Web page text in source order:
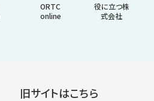
ORTC
online
役に立つ株
式会社
旧サイトはこちら